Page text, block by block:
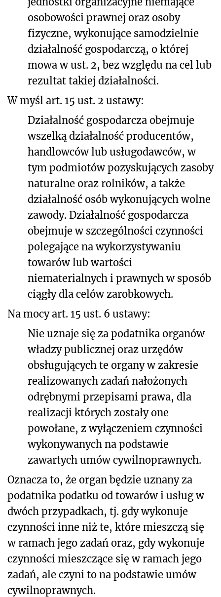
osobowości prawnej oraz osoby
fizyczne, wykonujące samodzielnie
działalność gospodarczą, o której
mowa w ust. 2, bez względu na cel lub
rezultat takiej działalności.
W myśl art. 15 ust. 2 ustawy:
Działalność gospodarcza obejmuje
wszelką działalność producentów,
handlowców lub usługodawców, w
tym podmiotów pozyskujących zasoby
naturalne oraz rolników, a także
działalność osób wykonujących wolne
zawody. Działalność gospodarcza
obejmuje w szczególności czynności
polegające na wykorzystywaniu
towarów lub wartości
niematerialnych i prawnych w sposób
ciągły dla celów zarobkowych.
Na mocy art. 15 ust. 6 ustawy:
Nie uznaje się za podatnika organów
władzy publicznej oraz urzędów
obsługujących te organy w zakresie
realizowanych zadań nałożonych
odrębnymi przepisami prawa, dla
realizacji których zostały one
powołane, z wyłączeniem czynności
wykonywanych na podstawie
zawartych umów cywilnoprawnych.
Oznacza to, że organ będzie uznany za
podatnika podatku od towarów i usług w
dwóch przypadkach, tj. gdy wykonuje
czynności inne niż te, które mieszczą się
w ramach jego zadań oraz, gdy wykonuje
czynności mieszczące się w ramach jego
zadań, ale czyni to na podstawie umów
cywilnoprawnych.